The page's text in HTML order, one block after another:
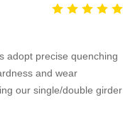
adopt precise quenching
and wear
our single/double girder